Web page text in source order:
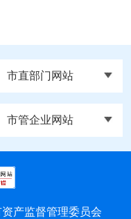
市直部门网站
市管企业网站
产监督管理委员会